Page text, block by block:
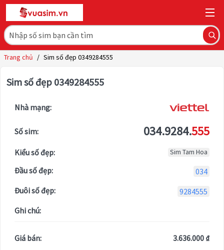
Trang chủ / Sim số đẹp 0349284555
Sim số đẹp 0349284555
Nhà mạng:
Số sim: 034.9284.555
Kiểu số đẹp: Sim Tam Hoa
Đầu số đẹp:
034
Đuôi số đẹp:
9284555
Ghi chú:
Giá bán: 3.636.000 ₫